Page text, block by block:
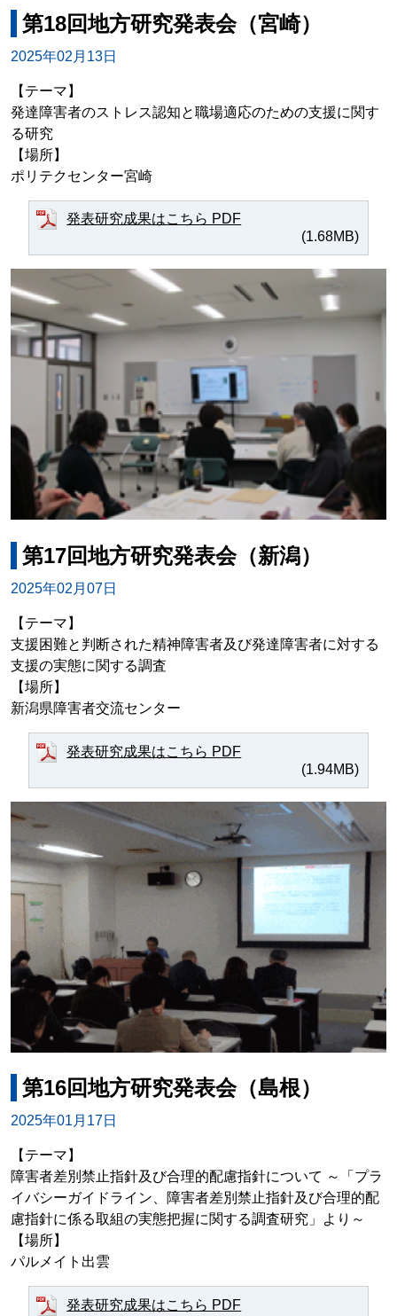
第18回地方研究発表会（宮崎）
2025年02月13日
【テーマ】
発達障害者のストレス認知と職場適応のための支援に関す
る研究
【場所】
ポリテクセンター宮崎
発表研究成果はこちら PDF
(1.68MB)
第17回地方研究発表会（新潟）
2025年02月07日
【テーマ】
支援困難と判断された精神障害者及び発達障害者に対する
支援の実態に関する調査
【場所】
新潟県障害者交流センター
発表研究成果はこちら PDF
(1.94MB)
第16回地方研究発表会（島根）
2025年01月17日
【テーマ】
障害者差別禁止指針及び合理的配慮指針について ～「プラ
イバシーガイドライン、障害者差別禁止指針及び合理的配
慮指針に係る取組の実態把握に関する調査研究」より～
【場所】
パルメイト出雲
発表研究成果はこちら PDF